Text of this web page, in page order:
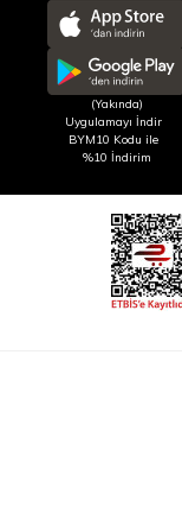
(Yakında)
Uygulamayı İndir
BYM10 Kodu ile
%10 İndirim